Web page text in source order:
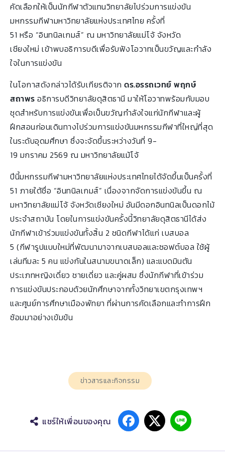
คัดเลือกให้เป็นนักกีฬาตัวแทนวิทยาลัยไปร่วมการแข่งขัน
มหกรรมกีฬามหาวิทยาลัยแห่งประเทศไทย ครั้งที่
51 หรือ “อินทนิลเกมส์” ณ มหาวิทยาลัยแม่โจ้ จังหวัด
เชียงใหม่ เข้าพบอธิการบดีเพื่อรับฟังโอวาทเป็นขวัญและกำลัง
ใจในการแข่งขัน
ในโอกาสดังกล่าวได้รับเกียรติจาก ดร.อรรถเวทย์ พฤกษ์
สถาพร อธิการบดีวิทยาลัยดุสิตธานี มาให้โอวาทพร้อมกับมอบ
ชุดสำหรับการแข่งขันเพื่อเป็นขวัญกำลังใจแก่นักกีฬาและผู้
ฝึกสอนก่อนเดินทางไปร่วมการแข่งขันมหกรรมกีฬาที่ใหญ่ที่สุด
ในระดับอุดมศึกษา ซึ่งจะจัดขึ้นระหว่างวันที่ 9-
19 มกราคม 2569 ณ มหาวิทยาลัยแม้โจ้
ปีนี้มหกรรมกีฬามหาวิทยาลัยแห่งประเทศไทยได้จัดขึ้นเป็นครั้งที่
51 ภายใต้ชื่อ “อินทนิลเกมส์” เนื่องจากจัดการแข่งขันขึ้น ณ
มหาวิทยาลัยแม่โจ้ จังหวัดเชียงใหม่ อันมีดอกอินทนิลเป็นดอกไม้
ประจำสถาบัน โดยในการแข่งขันครั้งนี้วิทยาลัยดุสิตธานีได้ส่ง
นักกีฬาเข้าร่วมแข่งขันทั้งสิ้น 2 ชนิดกีฬาได้แก่ เบสบอล
5 (กีฬารูปแบบใหม่ที่พัฒนามาจากเบสบอลและซอฟต์บอล ใช้ผู้
เล่นทีมละ 5 คน แข่งกันในสนามขนาดเล็ก) และแบดมินตัน
ประเภทหญิงเดี่ยว ชายเดี่ยว และคู่ผสม ซึ่งนักกีฬาที่เข้าร่วม
การแข่งขันประกอบด้วยนักศึกษาจากทั้งวิทยาเขตกรุงเทพฯ
และศูนย์การศึกษาเมืองพัทยา ที่ผ่านการคัดเลือกและทำการฝึก
ซ้อมมาอย่างเข้มข้น
ข่าวสารและกิจกรรม
แชร์ให้เพื่อนของคุณ